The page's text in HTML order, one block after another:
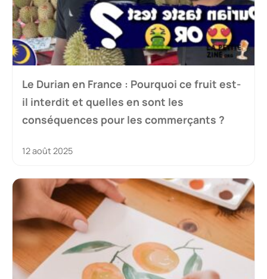
Le Durian en France : Pourquoi ce fruit est-
il interdit et quelles en sont les
conséquences pour les commerçants ?
12 août 2025